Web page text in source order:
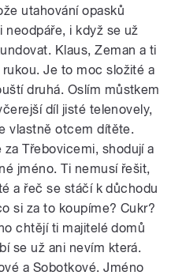
utahování opasků
neodpáře, i když se už
Klaus, Zeman a ti
Je to moc složité a
druhá. Oslím můstkem
díl jisté telenovely,
vlastně otcem dítěte.
za Třebovicemi, shodují a
jméno. Ti nemusí řešit,
a řeč se stáčí k důchodu
si za to koupíme? Cukr?
chtějí ti majitelé domů
se už ani nevím která.
a Sobotkové. Jméno